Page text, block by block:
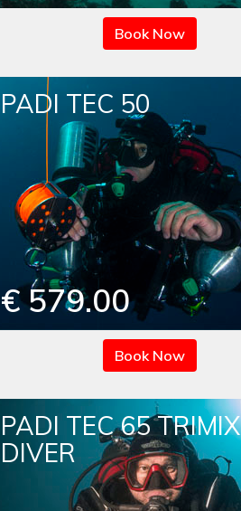
Book Now
PADI TEC 50
€ 579.00
Book Now
PADI TEC 65 TRIMIX
DIVER